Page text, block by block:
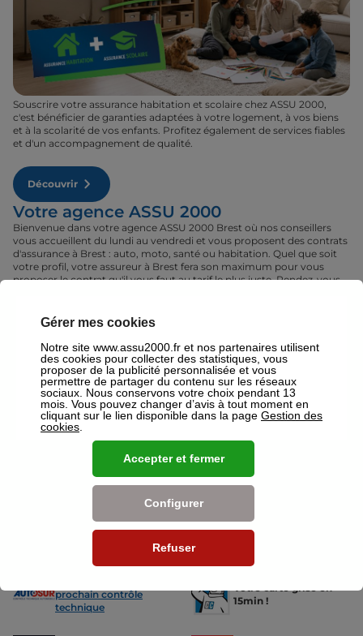
Souscrire votre assurance habitation et scolaire chez ASSU 2000,
c'est bénéficier de garanties adaptées à votre logement, à vos biens
et à la scolarité de vos enfants. Profitez également de services fiables
et d'un accompagnement de qualité.
Découvrir
Votre agence ASSU 2000
Bienvenue dans votre agence ASSU 2000 Brest où nos conseillers
vous accueillent du lundi au vendredi et vous proposent des contrats
d'assurance à Brest : auto, moto, santé ou habitation. Quel que soit
votre profil, votre assureur à Brest fera son maximum pour vous
proposer le contrat qu'il vous faut au tarif le plus juste. Rendez-vous
ou mutuelles à Brest.
Nos offres pour les particuliers
Assurance Auto
Des tarifs adaptés à tous les profils
de conducteurs. Jeunes permis,
conducteurs expérimentés,
malussés ou résiliés : nous avons
Nos avantages
prochain contrôle
technique
Votre carte grise en
15min !
Gérer mes cookies
Notre site www.assu2000.fr et nos partenaires utilisent
des cookies pour collecter des statistiques, vous
proposer de la publicité personnalisée et vous
permettre de partager du contenu sur les réseaux
sociaux. Nous conservons votre choix pendant 13
mois. Vous pouvez changer d’avis à tout moment en
cliquant sur le lien disponible dans la page Gestion des
cookies
Refuser
Configurer
Accepter et fermer